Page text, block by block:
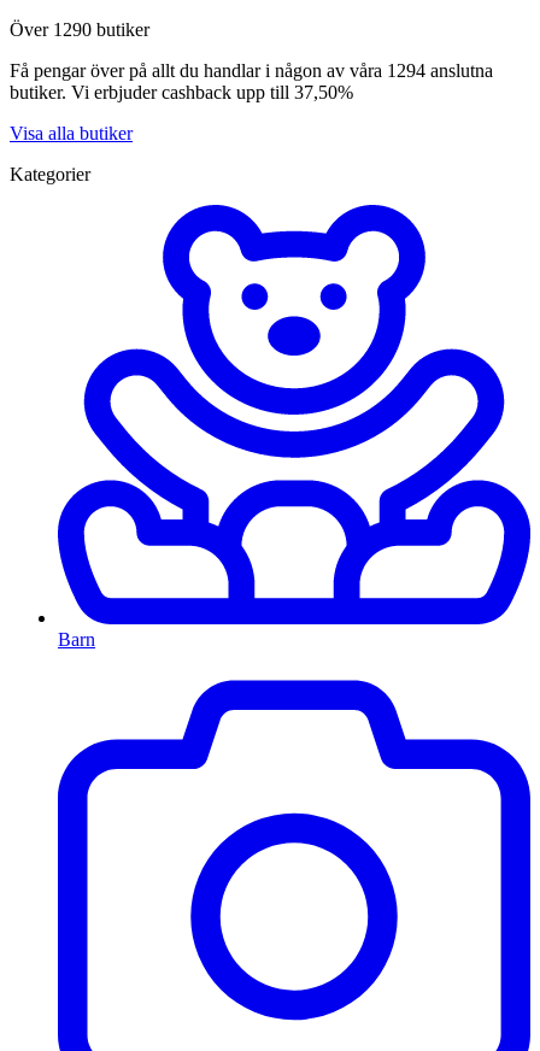
Över 1290 butiker
Få pengar över på allt du handlar i någon av våra 1294 anslutna
butiker. Vi erbjuder cashback upp till 37,50%
Visa alla butiker
Kategorier
Barn